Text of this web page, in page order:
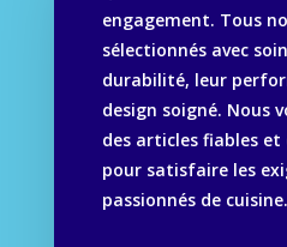
engagement. Tous
sélectionnés avec
durabilité, leur
design soigné. Nous
des articles fiables et
pour satisfaire les
passionnés de cuisine.